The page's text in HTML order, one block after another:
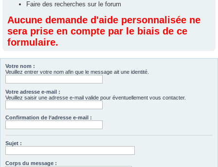
Faire des recherches sur le forum
Aucune demande d'aide personnalisée ne
sera prise en compte par le biais de ce
formulaire.
Votre nom :
Veuillez entrer votre nom afin que le message ait une identité.
Votre adresse e-mail :
Veuillez saisir une adresse e-mail valide pour éventuellement vous contacter.
Confirmation de l‘adresse e-mail :
Sujet :
Corps du message :